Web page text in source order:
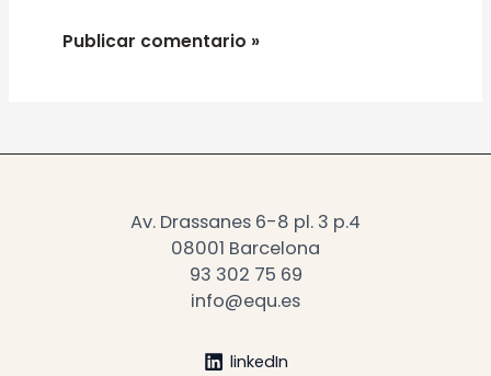
Av. Drassanes 6-8 pl. 3 p.4
08001 Barcelona
93 302 75 69
info@equ.es
linkedIn